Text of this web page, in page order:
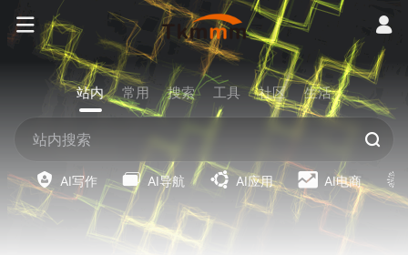
站内 常用 搜索 工具 社区 生活
AI写作 AI导航 AI应用 AI电商